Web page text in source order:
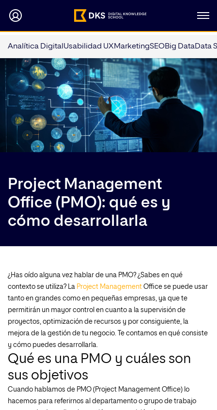
Analítica Digital Usabilidad UXMarketingSEOBig DataData
Project Management
Office (PMO): qué es y
cómo desarrollarla
¿Has oído alguna vez hablar de una PMO? ¿Sabes en qué
contexto se utiliza? La Project Management Office se puede usar
tanto en grandes como en pequeñas empresas, ya que te
permitirán un mayor control en cuanto a la supervisión de
proyectos, optimización de recursos y por consiguiente, la
mejora de la gestión de tu negocio. Te contamos en qué consiste
y cómo puedes desarrollarla.
Qué es una PMO y cuáles son
sus objetivos
Cuando hablamos de PMO (Project Management Office) lo
hacemos para referirnos al departamento o grupo de trabajo